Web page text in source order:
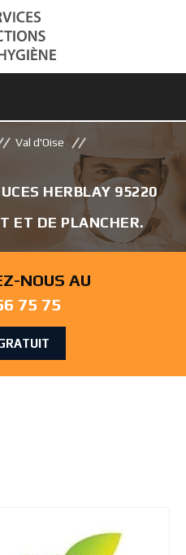
Val d'Oise
HERBLAY 95220
ET DE PLANCHER.
NOUS AU
75 75